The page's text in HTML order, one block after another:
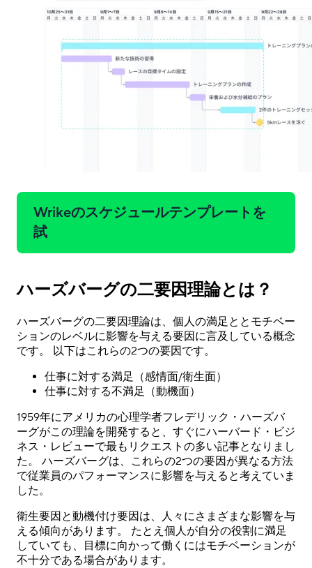
Wrikeのスケジュールテンプレートを
試
ハーズバーグの二要因理論とは？
ハーズバーグの二要因理論は、個人の満足ととモチベー
ションのレベルに影響を与える要因に言及している概念
です。 以下はこれらの2つの要因です。
仕事に対する満足（感情面/衛生面）
仕事に対する不満足（動機面）
1959年にアメリカの心理学者フレデリック・ハーズバ
ーグがこの理論を開発すると、すぐにハーバード・ビジ
ネス・レビューで最もリクエストの多い記事となりまし
た。 ハーズバーグは、これらの2つの要因が異なる方法
で従業員のパフォーマンスに影響を与えると考えていま
した。
衛生要因と動機付け要因は、人々にさまざまな影響を与
える傾向があります。 たとえ個人が自分の役割に満足
していても、目標に向かって働くにはモチベーションが
不十分である場合があります。